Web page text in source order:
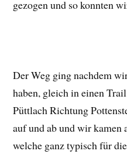
gezogen und so konnten
Der Weg ging nachdem
haben, gleich in einen
Püttlach Richtung
auf und ab und wir kamen
welche ganz typisch für